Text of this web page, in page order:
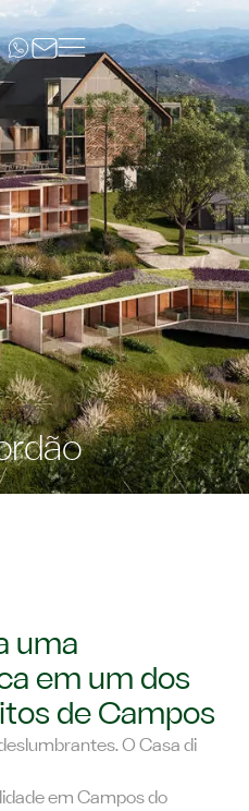
uma
em um dos
de Campos
O Casa di
em Campos do